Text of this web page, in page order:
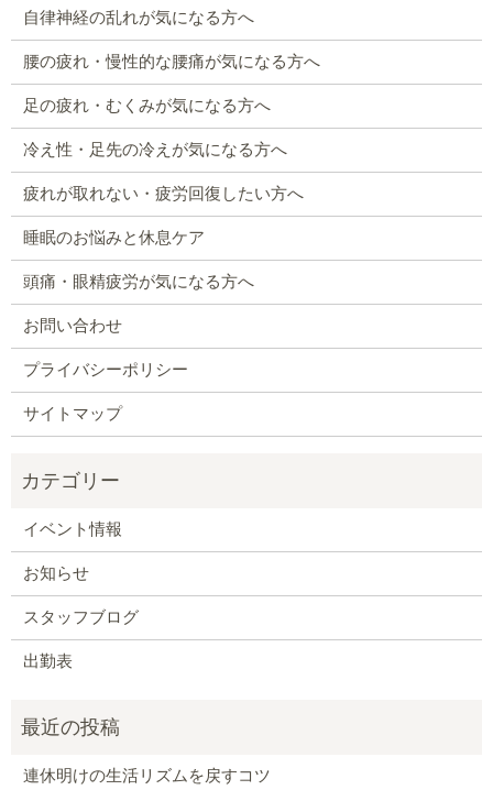
自律神経の乱れが気になる方へ
腰の疲れ・慢性的な腰痛が気になる方へ
足の疲れ・むくみが気になる方へ
冷え性・足先の冷えが気になる方へ
疲れが取れない・疲労回復したい方へ
睡眠のお悩みと休息ケア
頭痛・眼精疲労が気になる方へ
お問い合わせ
プライバシーポリシー
サイトマップ
イベント情報
お知らせ
スタッフブログ
出勤表
連休明けの生活リズムを戻すコツ